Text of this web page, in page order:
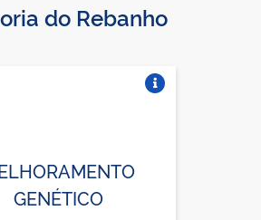
do Rebanho
GENÉTICO